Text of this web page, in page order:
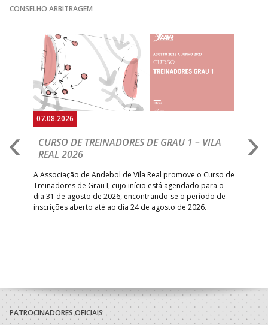
CONSELHO ARBITRAGEM
07.08.2026
CURSO DE TREINADORES DE GRAU 1 – VILA
REAL 2026
A Associação de Andebol de Vila Real promove o Curso de
Treinadores de Grau I, cujo início está agendado para o
dia 31 de agosto de 2026, encontrando-se o período de
inscrições aberto até ao dia 24 de agosto de 2026.
Anterior
PATROCINADORES OFICIAIS